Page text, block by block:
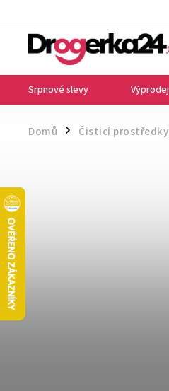
Srpnové slevy Výprodej
Domů / Čisticí prostředky